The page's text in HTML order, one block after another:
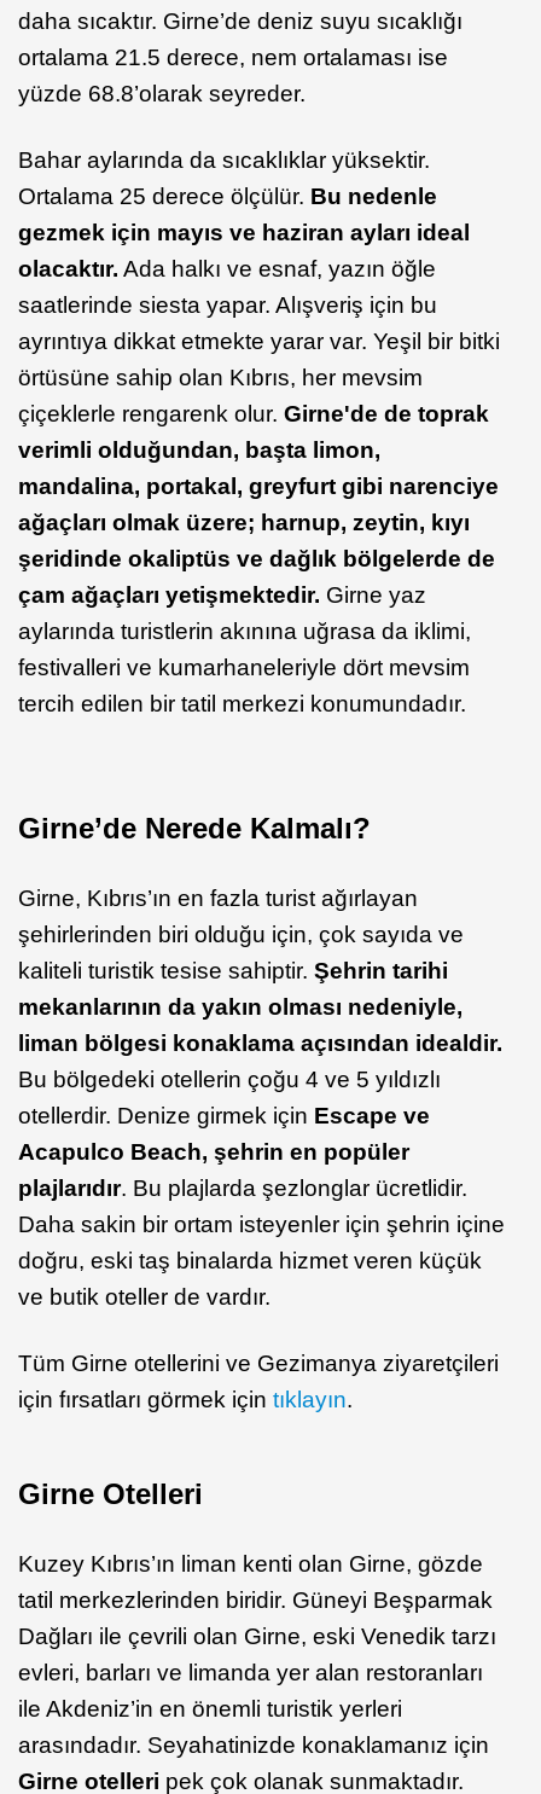
daha sıcaktır. Girne’de deniz suyu sıcaklığı
ortalama 21.5 derece, nem ortalaması ise
yüzde 68.8’olarak seyreder.
Bahar aylarında da sıcaklıklar yüksektir.
Ortalama 25 derece ölçülür. Bu nedenle
gezmek için mayıs ve haziran ayları ideal
olacaktır. Ada halkı ve esnaf, yazın öğle
saatlerinde siesta yapar. Alışveriş için bu
ayrıntıya dikkat etmekte yarar var. Yeşil bir bitki
örtüsüne sahip olan Kıbrıs, her mevsim
çiçeklerle rengarenk olur. Girne'de de toprak
verimli olduğundan, başta limon,
mandalina, portakal, greyfurt gibi narenciye
ağaçları olmak üzere; harnup, zeytin, kıyı
şeridinde okaliptüs ve dağlık bölgelerde de
çam ağaçları yetişmektedir. Girne yaz
aylarında turistlerin akınına uğrasa da iklimi,
festivalleri ve kumarhaneleriyle dört mevsim
tercih edilen bir tatil merkezi konumundadır.
Girne’de Nerede Kalmalı?
Girne, Kıbrıs’ın en fazla turist ağırlayan
şehirlerinden biri olduğu için, çok sayıda ve
kaliteli turistik tesise sahiptir. Şehrin tarihi
mekanlarının da yakın olması nedeniyle,
liman bölgesi konaklama açısından idealdir.
Bu bölgedeki otellerin çoğu 4 ve 5 yıldızlı
otellerdir. Denize girmek için Escape ve
Acapulco Beach, şehrin en popüler
plajlarıdır. Bu plajlarda şezlonglar ücretlidir.
Daha sakin bir ortam isteyenler için şehrin içine
doğru, eski taş binalarda hizmet veren küçük
ve butik oteller de vardır.
Tüm Girne otellerini ve Gezimanya ziyaretçileri
için fırsatları görmek için tıklayın.
Girne Otelleri
Kuzey Kıbrıs’ın liman kenti olan Girne, gözde
tatil merkezlerinden biridir. Güneyi Beşparmak
Dağları ile çevrili olan Girne, eski Venedik tarzı
evleri, barları ve limanda yer alan restoranları
ile Akdeniz’in en önemli turistik yerleri
arasındadır. Seyahatinizde konaklamanız için
Girne otelleri pek çok olanak sunmaktadır.